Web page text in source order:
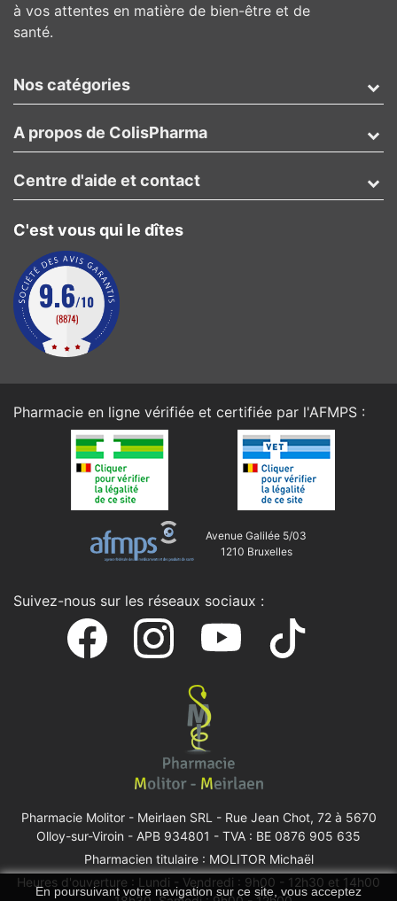
à vos attentes en matière de bien-être et de
santé.
Nos catégories
A propos de ColisPharma
En poursuivant votre navigation sur ce site, vous acceptez
C'est vous qui le dîtes
Centre d'aide et contact
Pharmacie en ligne vérifiée et certifiée par l'AFMPS :
Avenue Galilée 5/03
1210 Bruxelles
Suivez-nous sur les réseaux sociaux :
Pharmacie Molitor - Meirlaen SRL - Rue Jean Chot, 72 à 5670
Olloy-sur-Viroin - APB 934801 - TVA : BE 0876 905 635
Pharmacien titulaire : MOLITOR Michaël
Heures d'ouverture : Lundi - Vendredi : 9h00 - 12h30 et 14h00